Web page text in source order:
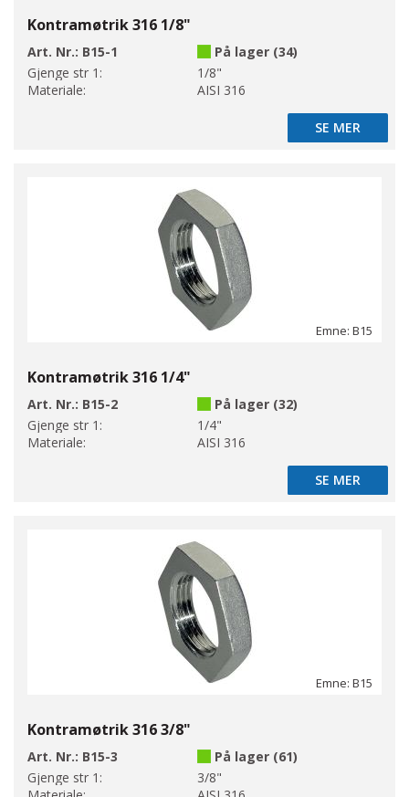
Kontramøtrik 316 1/8"
Art. Nr.: B15-1
På lager (34)
Gjenge str 1:
1/8"
Materiale:
AISI 316
SE MER
SE MER
Emne: B15
Kontramøtrik 316 1/4"
Art. Nr.: B15-2
På lager (32)
Gjenge str 1:
1/4"
Materiale:
AISI 316
SE MER
SE MER
Emne: B15
Kontramøtrik 316 3/8"
Art. Nr.: B15-3
På lager (61)
Gjenge str 1:
3/8"